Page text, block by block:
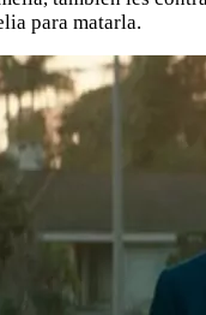
para matarla.